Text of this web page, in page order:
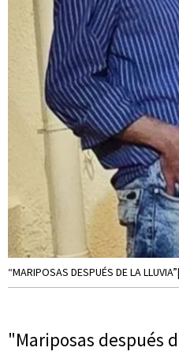
“MARIPOSAS DESPUÉS DE LA
"Mariposas después